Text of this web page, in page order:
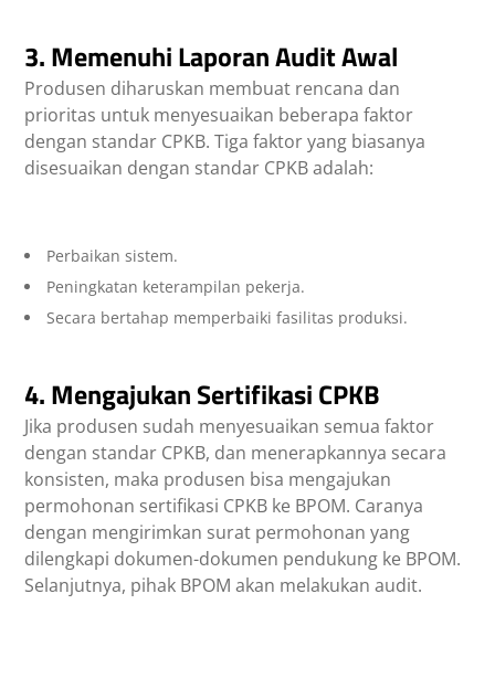
3. Memenuhi Laporan Audit Awal
Produsen diharuskan membuat rencana dan
prioritas untuk menyesuaikan beberapa faktor
dengan standar CPKB. Tiga faktor yang biasanya
disesuaikan dengan standar CPKB adalah:
Perbaikan sistem.
Peningkatan keterampilan pekerja.
Secara bertahap memperbaiki fasilitas produksi.
4. Mengajukan Sertifikasi CPKB
Jika produsen sudah menyesuaikan semua faktor
dengan standar CPKB, dan menerapkannya secara
konsisten, maka produsen bisa mengajukan
permohonan sertifikasi CPKB ke BPOM. Caranya
dengan mengirimkan surat permohonan yang
dilengkapi dokumen-dokumen pendukung ke BPOM.
Selanjutnya, pihak BPOM akan melakukan audit.